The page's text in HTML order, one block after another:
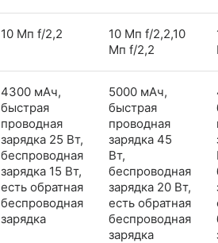
10 Мп f/2,2
10 Мп f/2,2,10
Мп f/2,2
4300 мАч,
быстрая
проводная
зарядка 25 Вт,
беспроводная
зарядка 15 Вт,
есть обратная
беспроводная
зарядка
5000 мАч,
быстрая
проводная
зарядка 45
Вт,
беспроводная
зарядка 20 Вт,
есть обратная
беспроводная
зарядка